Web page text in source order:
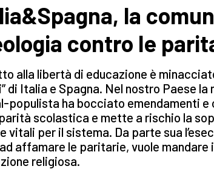
la
contro le
alla libertà di educazione è
di Italia e Spagna. Nel nostro Paese la
populista ha bocciato emendamenti e
scolastica e mette a rischio la
vitali per il sistema. Da parte sua
affamare le paritarie, vuole
religiosa.